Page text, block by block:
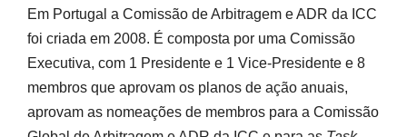
Em Portugal a Comissão de Arbitragem e ADR da ICC
foi criada em 2008. É composta por uma Comissão
Executiva, com 1 Presidente e 1 Vice-Presidente e 8
membros que aprovam os planos de ação anuais,
aprovam as nomeações de membros para a Comissão